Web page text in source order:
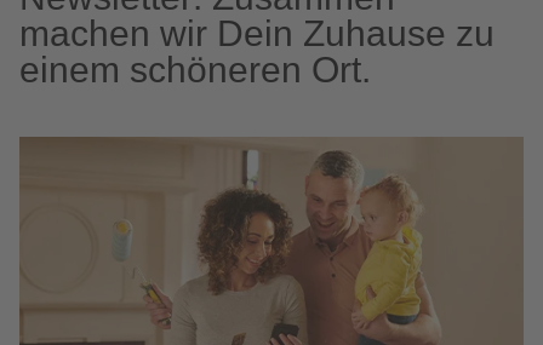
machen wir Dein Zuhause zu
einem schöneren Ort.